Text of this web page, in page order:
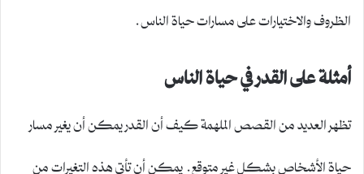
الظروف والاختيارات على مسارات حياة الناس.
أمثلة على القدر في حياة الناس
تظهر العديد من القصص الملهمة كيف أن القدر يمكن أن يغير مسار
حياة الأشخاص بشكل غير متوقع. يمكن أن تأتي هذه التغيرات من